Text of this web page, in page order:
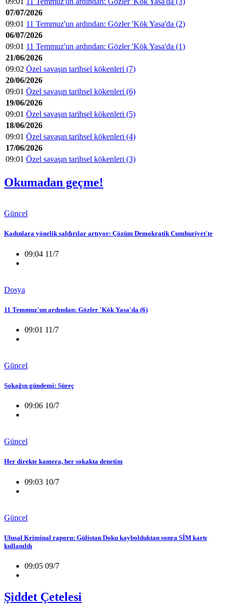
07/07/2026
09:01 11 Temmuz'un ardından: Gözler 'Kök Yasa'da (2)
06/07/2026
09:01 11 Temmuz'un ardından: Gözler 'Kök Yasa'da (1)
21/06/2026
09:02 Özel savaşın tarihsel kökenleri (7)
20/06/2026
09:01 Özel savaşın tarihsel kökenleri (6)
19/06/2026
09:01 Özel savaşın tarihsel kökenleri (5)
18/06/2026
09:01 Özel savaşın tarihsel kökenleri (4)
17/06/2026
09:01 Özel savaşın tarihsel kökenleri (3)
Okumadan geçme!
Güncel
Kadınlara yönelik saldırılar artıyor: Çözüm Demokratik Cumhuriyet'te
09:04 11/7
Dosya
11 Temmuz'un ardından: Gözler 'Kök Yasa'da (6)
09:01 11/7
Güncel
Sokağın gündemi: Süreç
09:06 10/7
Güncel
Her direkte kamera, her sokakta denetim
09:03 10/7
Güncel
Ulusal Kriminal raporu: Gülistan Doku kaybolduktan sonra SİM kartı
kullanıldı
09:05 09/7
Şiddet Çetelesi